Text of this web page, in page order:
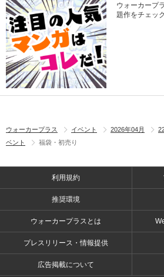
ウォーカープ
題作をチェッ
ウォーカープラス イベント 2026年04月
ベント
福袋・初売り
利用規約
推奨環境
ウォーカープラスとは
プレスリリース・情報提供
広告掲載について